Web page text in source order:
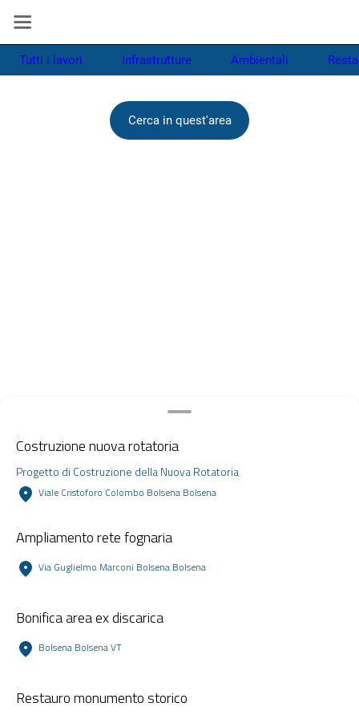
Tutti i lavori Infrastrutture Ambientali
Costruzione nuova rotatoria
Progetto di Costruzione della Nuova Rotatoria
Viale Cristoforo Colombo Bolsena Bolsena
Ampliamento rete fognaria
Via Guglielmo Marconi Bolsena Bolsena
Bonifica area ex discarica
Bolsena Bolsena VT
Restauro monumento storico
Cerca in quest'area